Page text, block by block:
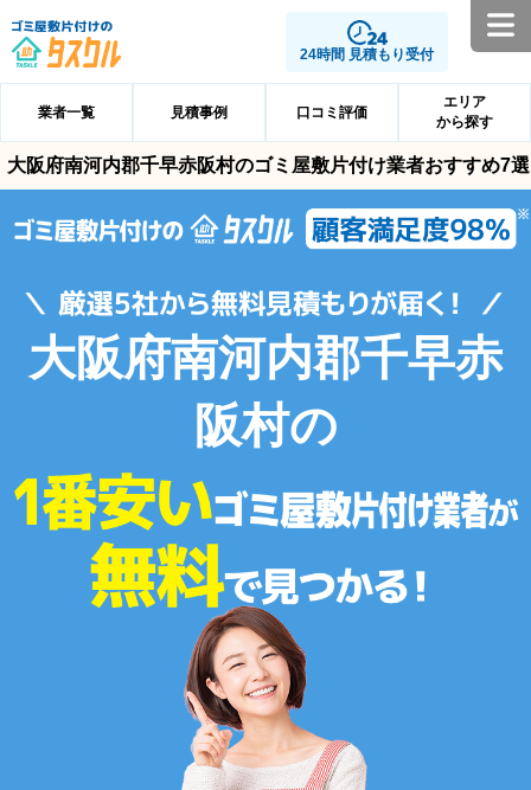
24時間 見積もり受付
業者一覧 見積事例 口コミ評価
エリア
から探す
大阪府南河内郡千早赤阪村のゴミ屋敷片付け業者おすすめ7選
大阪府南河内郡千早赤
阪村の